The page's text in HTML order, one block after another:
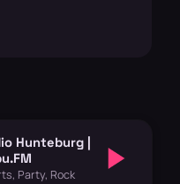
Hunteburg |
Party, Rock